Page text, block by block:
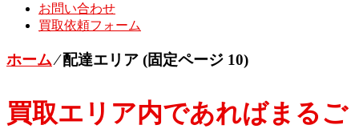
お問い合わせ
買取依頼フォーム
ホーム⁄配達エリア (固定ページ 10)
買取エリア内であればまるご